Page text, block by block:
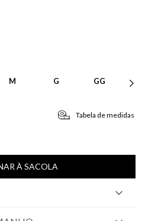
M G GG
Tabela de medidas
À SACOLA